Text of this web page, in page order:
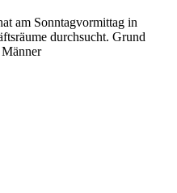
am Sonntagvormittag in
durchsucht. Grund